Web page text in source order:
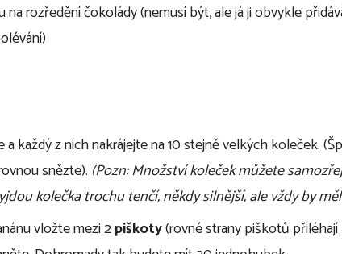
na rozředění čokolády (nemusí být, ale já ji obvykle
každý z nich nakrájejte na 10 stejně velkých koleček.
snězte). (Pozn:Množství koleček můžete
kolečka trochu tenčí, někdy silnější, ale vždy by
vložte mezi 2piškoty(rovné strany piškotů